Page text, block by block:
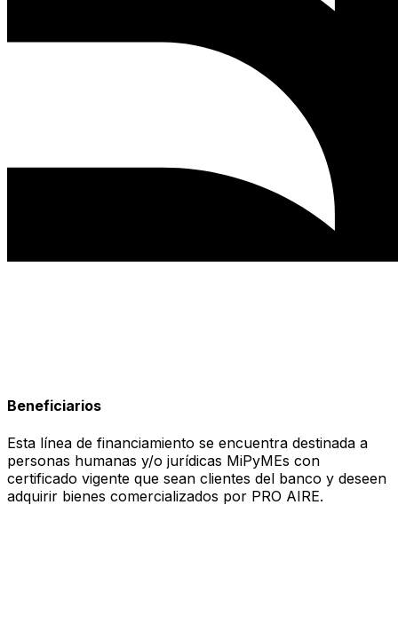
Beneficiarios
Esta línea de financiamiento se encuentra destinada a
personas humanas y/o jurídicas MiPyMEs con
certificado vigente que sean clientes del banco y deseen
adquirir bienes comercializados por PRO AIRE.